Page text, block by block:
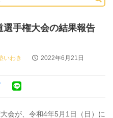
手権大会の結果報告
いわき 2022年6月21日
会が、令和4年5月1日（日）に